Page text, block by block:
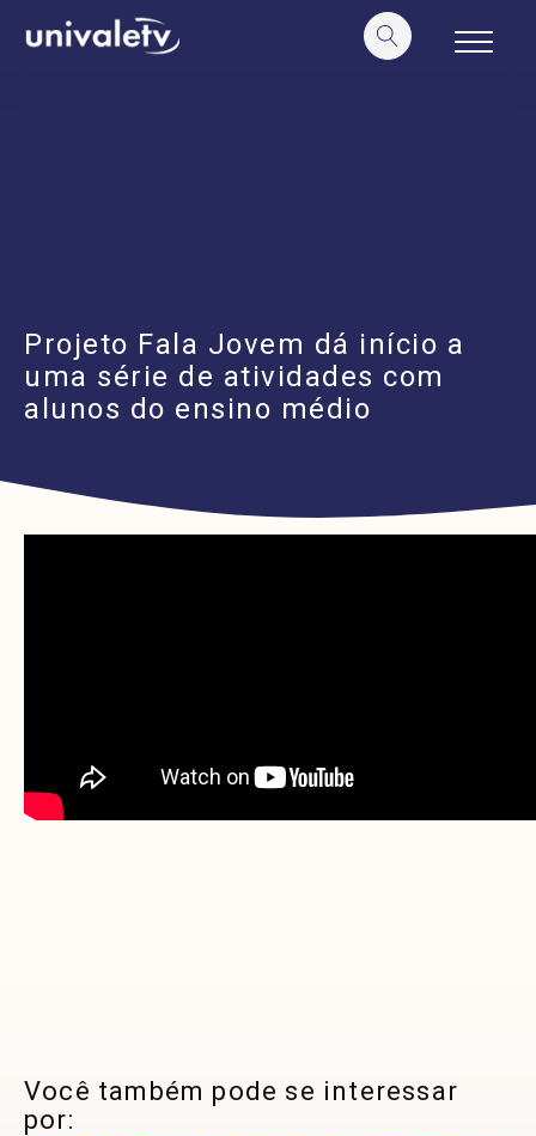
conteúdo
Projeto Fala Jovem dá início a
uma série de atividades com
alunos do ensino médio
Você também pode se interessar
por: